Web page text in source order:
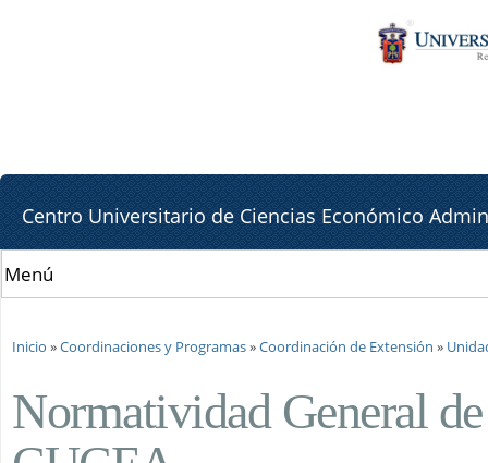
la
Centro Universitario de Ciencias Económico
Se encuentra usted aquí
Inicio »Coordinaciones y Programas»Coordinación de Extensión »
Normatividad General